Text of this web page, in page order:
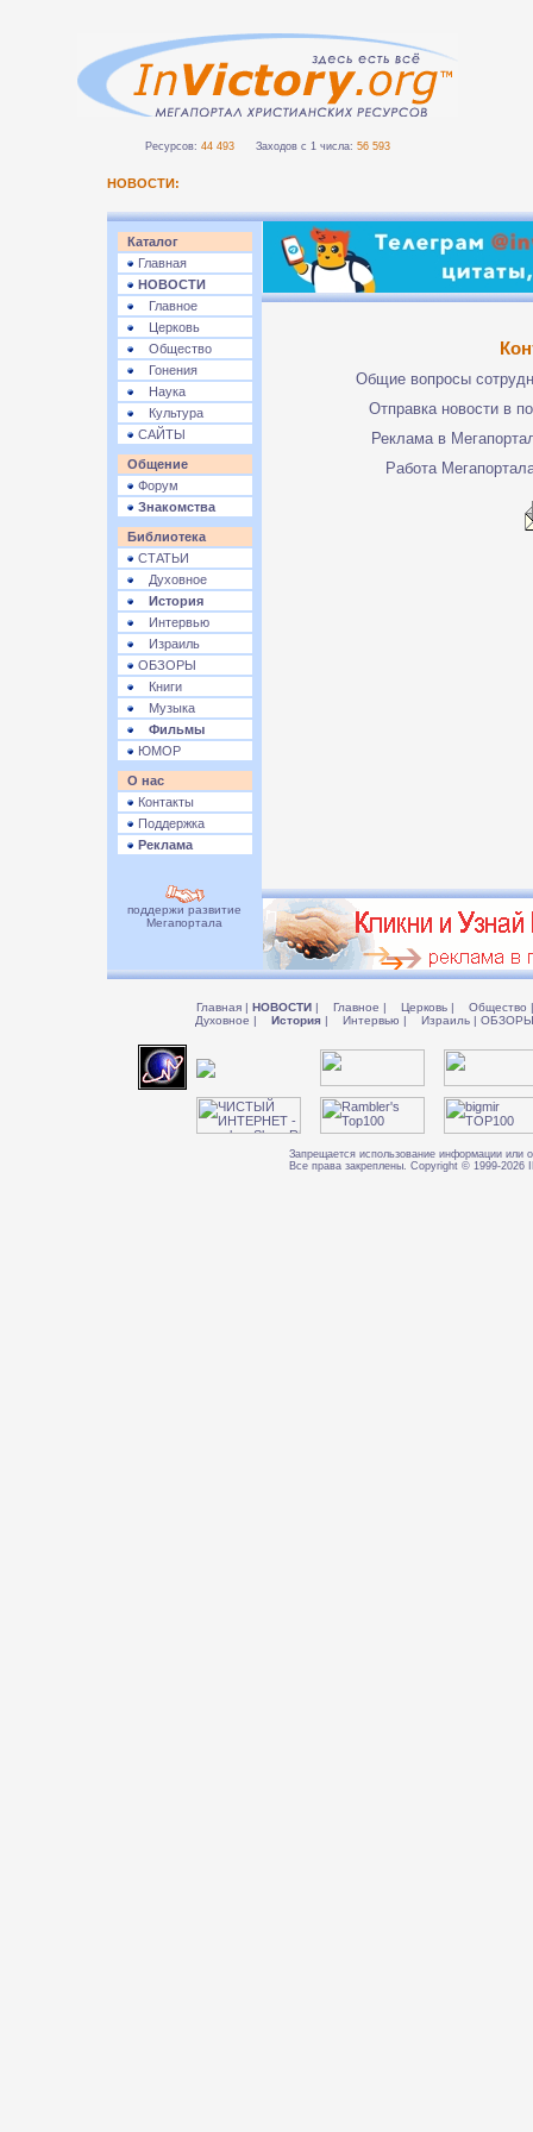
Ресурсов: 44 493 Заходов с 1 числа: 56 593
НОВОСТИ:
Каталог
Главная
НОВОСТИ
Главное
Церковь
Общество
Гонения
Наука
Культура
САЙТЫ
Общение
Форум
Знакомства
Библиотека
СТАТЬИ
Духовное
История
Интервью
Израиль
ОБЗОРЫ
Книги
Музыка
Фильмы
ЮМОР
О нас
Контакты
Поддержка
Реклама
Общие вопросы
Отправка новости в
Реклама в
Работа
поддержи развитие
Мегапортала
Главная | НОВОСТИ | Главное | Церковь | Общество |
Духовное | История | Интервью | Израиль |
Запрещается использование информации или
Все права закреплены. Copyright © 1999-